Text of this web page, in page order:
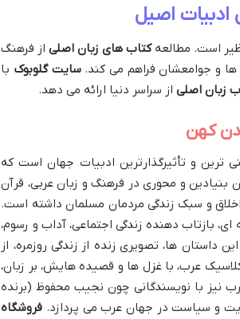
اصیل
است. مطالعهکتاب های زبان اصلیاز فرهنگ
ها و جوامعشان فراهم می کند.سایت گلوبوک با
زبان اصلی از سراسر دنیا ارائه می دهد.
کهن
ترین و تأثیرگذارترین ادبیات جهان است که
و محوری در فرهنگ و زبان عربی، قرآن
و سبک زندگی مردمان مسلمان داشته است.
بازتاب دهنده زندگی اجتماعی، آداب و رسوم،
داستان ها، تصویری زنده از زندگی روزمره، از
عرب، با غزل ها و قصیده هایش، بر زبان،
نیز با نویسندگانی چون نجیب محفوظ (برنده
و سیاست در جهان عرب می پردازد. فروشگاه